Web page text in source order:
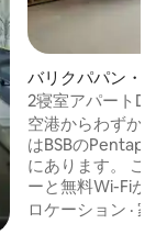
バリクパパン・セ
ンション・アパー
2寝室アパートDI
居心地の良い
空港からわずか15
はBSBの
にあります。 こ
ーと無料Wi-Fiが備わ
なデザインで必
ロケーション ·家